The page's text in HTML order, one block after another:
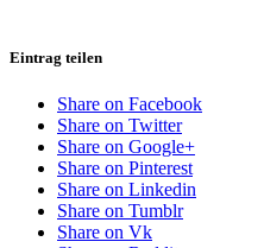
Eintrag teilen
Share on Facebook
Share on Twitter
Share on Google+
Share on Pinterest
Share on Linkedin
Share on Tumblr
Share on Vk